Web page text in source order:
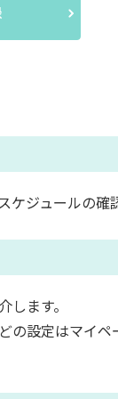
ジュールの確
ます。
設定はマイ